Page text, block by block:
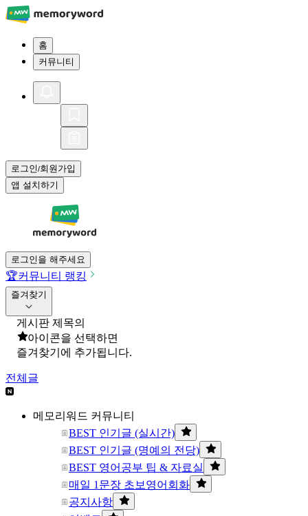
홈
커뮤니티
로그인/회원가입
앱 설치하기
로그인을 해주세요
🏆커뮤니티 랭킹
즐겨찾기
게시판 제목의
아이콘을 선택하면
즐겨찾기에 추가됩니다.
전체글
메모리워드 커뮤니티
BEST 인기글 (실시간)
BEST 인기글 (명예의 전당)
BEST 영어공부 팁 & 자료실
매일 1문장 초보영어회화
공지사항